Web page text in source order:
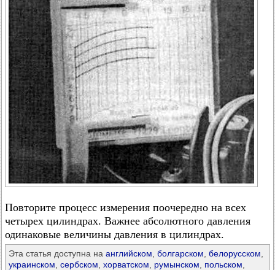
Повторите процесс измерения поочередно на всех
четырех цилиндрах. Важнее абсолютного давления
одинаковые величины давления в цилиндрах.
Эта статья доступна на английском болгарском белорусском
украинском сербском хорватском румынском польском